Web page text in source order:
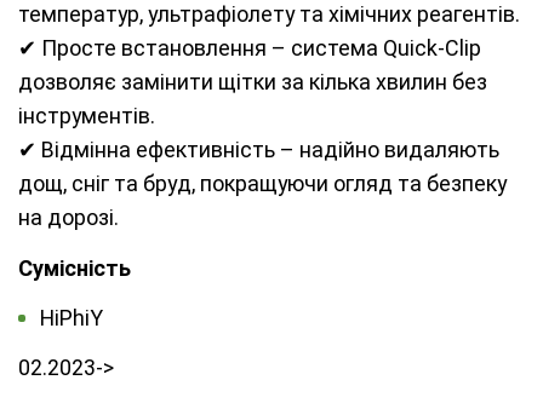
температур, ультрафіолету та хімічних реагентів.
✔ Просте встановлення – система Quick-Clip
дозволяє замінити щітки за кілька хвилин без
інструментів.
✔ Відмінна ефективність – надійно видаляють
дощ, сніг та бруд, покращуючи огляд та безпеку
на дорозі.
Сумісність
HiPhiY
02.2023->